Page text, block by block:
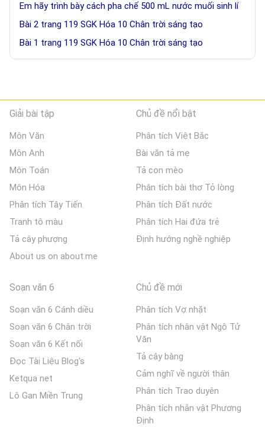
Em hãy trình bày cách pha chế 500 mL nước muối sinh lí
Bài 2 trang 119 SGK Hóa 10 Chân trời sáng tạo
Bài 1 trang 119 SGK Hóa 10 Chân trời sáng tạo
Giải bài tập
Môn Văn
Môn Anh
Môn Toán
Môn Hóa
Phân tích Tây Tiến
Tranh tô màu
Tả cây phượng
About us on about.me
Chủ đề nổi bật
Phân tích Việt Bắc
Bài văn tả mẹ
Tả con mèo
Phân tích bài thơ Tỏ lòng
Phân tích Đất nước
Phân tích Hai đứa trẻ
Định hướng nghề nghiệp
Soạn văn 6
Soạn văn 6 Cánh diều
Soạn văn 6 Chân trời
Soạn văn 6 Kết nối
Đọc Tài Liệu Blog's
Ketqua net
Lô Gan Miền Trung
Chủ đề mới
Phân tích Vợ nhặt
Phân tích nhân vật Ngô Tử
Văn
Tả cây bàng
Cảm nghĩ về người thân
Phân tích Trao duyên
Phân tích nhân vật Phương
Định